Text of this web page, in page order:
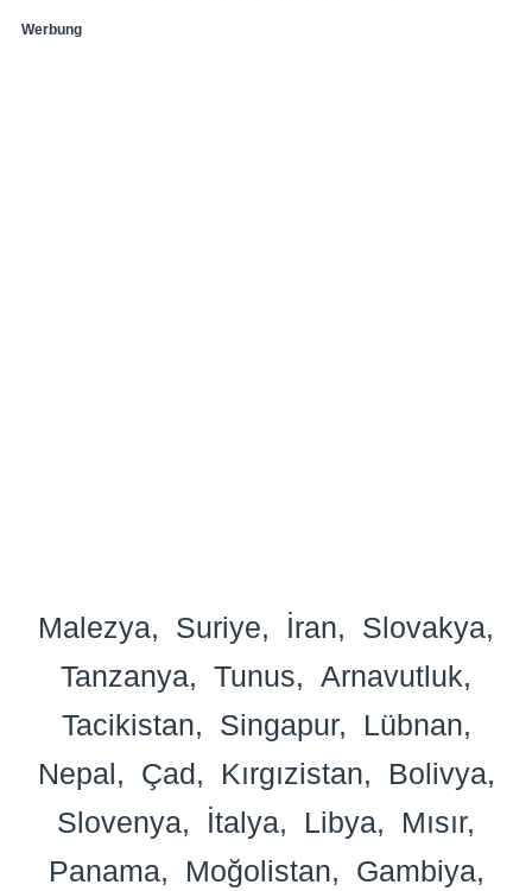
Werbung
Malezya Suriye İran
Slovakya
Tanzanya
Tunus
Arnavutluk
Tacikistan
Singapur
Lübnan
Nepal
Çad Kırgızistan
Bolivya
Slovenya
İtalya Libya
Mısır
Panama
Moğolistan
Gambiya